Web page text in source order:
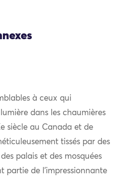
à ceux qui
dans les chaumières
siècle au Canada et de
tissés par des
palais et des mosquées
partie de l’impressionnante